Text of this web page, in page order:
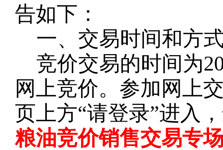
告如下：
一、交易时间和方
竞价交易的时间为
网上竞价。参加网上
页上方“请登录”进入
粮油竞价销售交易专